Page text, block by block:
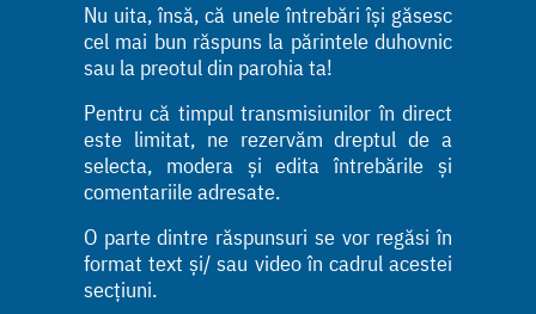
Nu uita, însă, că unele întrebări își găsesc
cel mai bun răspuns la părintele duhovnic
sau la preotul din parohia ta!
Pentru că timpul transmisiunilor în direct
este limitat, ne rezervăm dreptul de a
selecta, modera și edita întrebările și
comentariile adresate.
O parte dintre răspunsuri se vor regăsi în
format text și/ sau video în cadrul acestei
secțiuni.